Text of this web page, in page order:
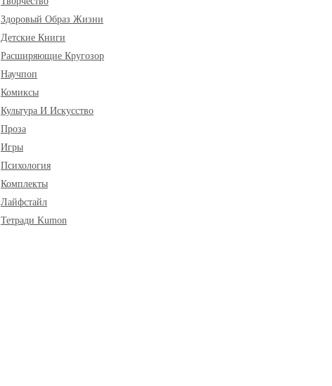
Здоровый Образ Жизни
Детские Книги
Расширяющие Кругозор
Научпоп
Комиксы
Культура И Искусство
Проза
Игры
Психология
Комплекты
Лайфстайл
Тетради Kumon